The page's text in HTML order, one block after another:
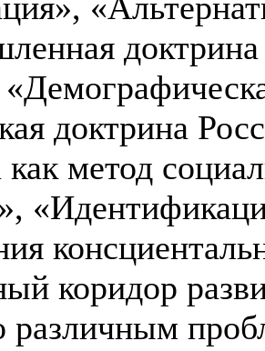
доктрина
доктрина
как метод
коридор
различным